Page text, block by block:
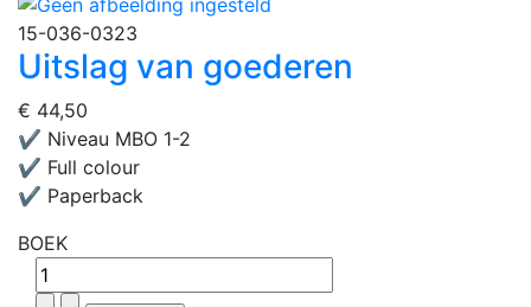
15-036-0323
Uitslag van goederen
€ 44,50
✔ Niveau MBO 1-2
✔ Full colour
✔ Paperback
BOEK